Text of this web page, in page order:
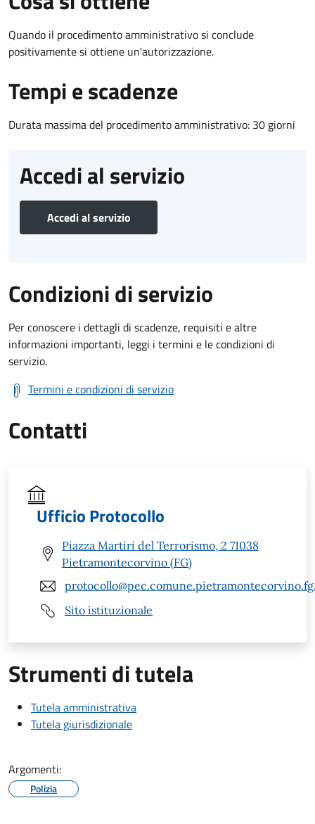
Quando il procedimento amministrativo si conclude
positivamente si ottiene un'autorizzazione.
Tempi e scadenze
Durata massima del procedimento amministrativo: 30 giorni
Accedi al servizio
Accedi al servizio
Condizioni di servizio
Per conoscere i dettagli di scadenze, requisiti e altre
informazioni importanti, leggi i termini e le condizioni di
servizio.
Termini e condizioni di servizio
Contatti
Ufficio Protocollo
Piazza Martiri del Terrorismo, 2 71038
Pietramontecorvino (FG)
Sito istituzionale
Strumenti di tutela
Tutela amministrativa
Tutela giurisdizionale
Argomenti:
Polizia